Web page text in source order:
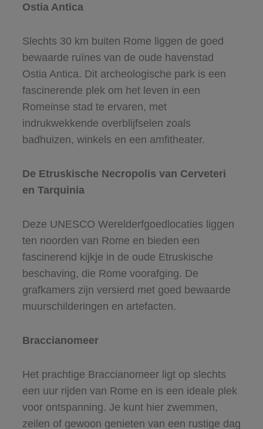
Ostia Antica
Slechts 30 km buiten Rome liggen de goed
bewaarde ruïnes van de oude havenstad
Ostia Antica. Dit archeologische park is een
fascinerende plek om het leven in een
Romeinse stad te ervaren, met
indrukwekkende overblijfselen zoals
badhuizen, winkels en een amfitheater.
De Etruskische Necropolis van Cerveteri
en Tarquinia
Deze UNESCO Werelderfgoedlocaties liggen
ten noorden van Rome en bieden een
fascinerend kijkje in de oude Etruskische
beschaving, die Rome voorafging. De
grafkamers zijn versierd met goed bewaarde
muurschilderingen en artefacten.
Braccianomeer
Het prachtige Braccianomeer ligt op slechts
een uur rijden van Rome en is een ideale plek
voor ontspanning. Je kunt hier zwemmen,
zeilen of gewoon genieten van een rustige dag